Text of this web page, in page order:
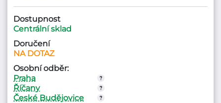
Dostupnost
Centrální sklad
Doručení
NA DOTAZ
Osobní odběr:
Praha
Říčany
České Budějovice